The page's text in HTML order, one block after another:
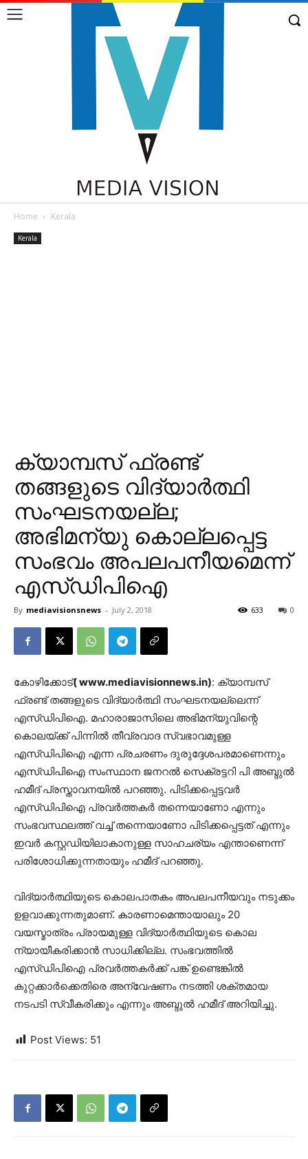
Home Kerala
Kerala
ക്യാമ്പസ് ഫ്രണ്ട്
തങ്ങളുടെ വിദ്യാര്‍ത്ഥി
സംഘടനയല്ല;
അഭിമന്യു കൊല്ലപ്പെട്ട
സംഭവം അപലപനീയമെന്ന്
എസ്ഡിപിഐ
By mediavisionsnews - July 2, 2018 0
633
കോഴിക്കോട്( www.mediavisionnews.in): ക്യാമ്പസ്
ഫ്രണ്ട് തങ്ങളുടെ വിദ്യാര്‍ത്ഥി സംഘടനയല്ലെന്ന്
എസ്ഡിപിഐ. മഹാരാജാസിലെ അഭിമന്യുവിന്റെ
കൊലയ്ക്ക് പിന്നില്‍ തീവ്രവാദ സ്വഭാവമുള്ള
എസ്ഡിപിഐ എന്ന പ്രചരണം ദുരുദ്ദേശപരമാണെന്നും
എസ്ഡിപിഐ സംസ്ഥാന ജനറല്‍ സെക്രട്ടറി പി അബ്ദുല്‍
ഹമീദ് പ്രസ്താവനയില്‍ പറഞ്ഞു. പിടിക്കപ്പെട്ടവര്‍
എസ്ഡിപിഐ പ്രവര്‍ത്തകര്‍ തന്നെയാണോ എന്നും
സംഭവസ്ഥലത്ത് വച്ച് തന്നെയാണോ പിടിക്കപ്പെട്ടത് എന്നും
ഇവര്‍ കസ്റ്റഡിയിലാകാനുള്ള സാഹചര്യം എന്താണെന്ന്
പരിശോധിക്കുന്നതായും ഹമീദ് പറഞ്ഞു.
വിദ്യാര്‍ത്ഥിയുടെ കൊലപാതകം അപലപനീയവും നടുക്കം
ഉളവാക്കുന്നതുമാണ്. കാരണാമെന്തായാലും 20
വയസ്മാത്രം പ്രായമുള്ള വിദ്യാര്‍ത്ഥിയുടെ കൊല
ന്യായീകരിക്കാന്‍ സാധിക്കില്ല. സംഭവത്തില്‍
എസ്ഡിപിഐ പ്രവര്‍ത്തകര്‍ക്ക് പങ്ക് ഉണ്ടെങ്കില്‍
കുറ്റക്കാര്‍ക്കെതിരെ അന്വേഷണം നടത്തി ശക്തമായ
നടപടി സ്വീകരിക്കും എന്നും അബ്ദുല്‍ ഹമീദ് അറിയിച്ചു.
Post Views: 51